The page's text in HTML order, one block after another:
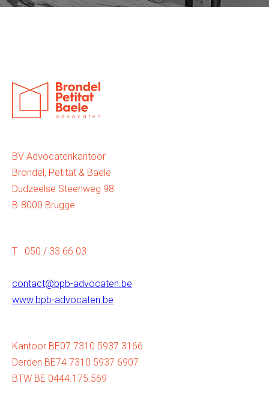
BV Advocatenkantoor
Brondel, Petitat & Baele
Dudzeelse Steenweg 98
B-8000 Brugge
T 050 / 33 66 03
contact@bpb-advocaten.be
www.bpb-advocaten.be
Kantoor BE07 7310 5937 3166
Derden BE74 7310 5937 6907
BTW BE 0444.175.569